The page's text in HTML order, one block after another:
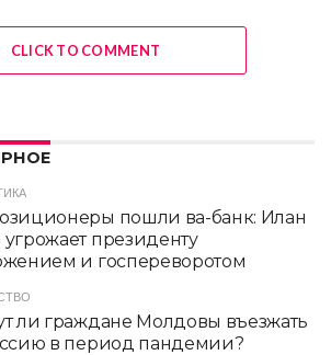
CLICK TO COMMENT
пошли ва-банк: Илан
президенту
и госпереворотом
ли граждане Молдовы въезжать
в период пандемии?